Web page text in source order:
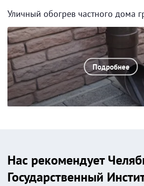
Уличный обогрев частного дома
Подробнее
Нас рекомендует
Государственный